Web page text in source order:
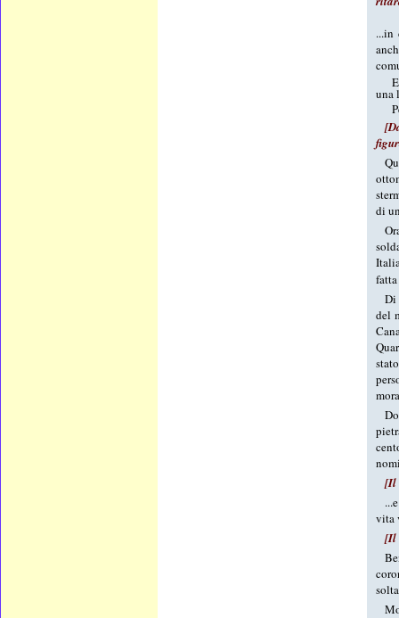
...in
una
di
Di
del
[Il
vita
[Il